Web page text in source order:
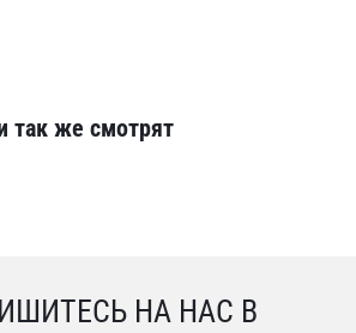
так же смотрят
НА НАС В